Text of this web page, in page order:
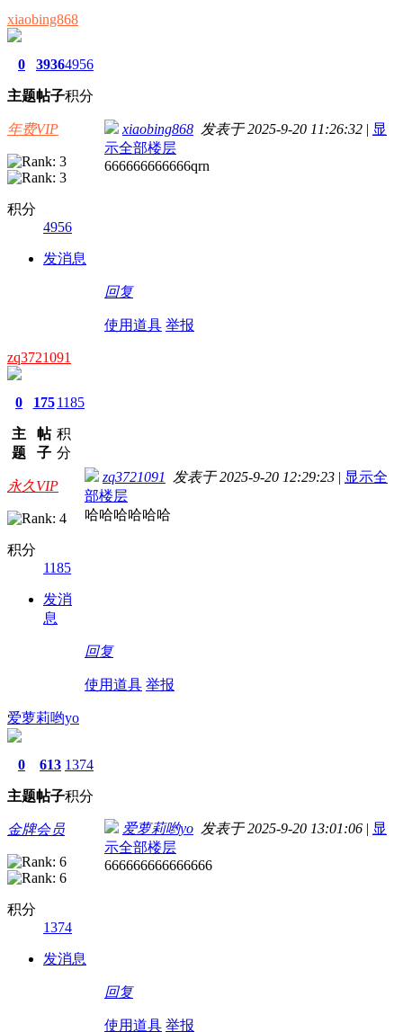
xiaobing868
0
主题
3936
帖子
4956
积分
年费VIP
积分
4956
发消息
xiaobing868 发表于 2025-9-20 11:26:32 | 显
示全部楼层
666666666666qrn
回复
使用道具 举报
zq3721091
0
主
题
175
帖
子
1185
积
分
永久VIP
积分
1185
发消
息
zq3721091 发表于 2025-9-20 12:29:23 | 显示全
部楼层
哈哈哈哈哈哈
回复
使用道具 举报
爱萝莉哟yo
0
主题
613
帖子
1374
积分
金牌会员
积分
1374
发消息
爱萝莉哟yo 发表于 2025-9-20 13:01:06 | 显
示全部楼层
666666666666666
回复
使用道具 举报